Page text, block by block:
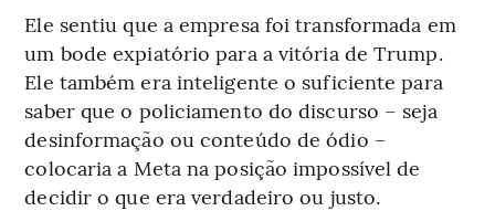
Ele sentiu que a empresa foi transformada em
um bode expiatório para a vitória de Trump.
Ele também era inteligente o suficiente para
saber que o policiamento do discurso – seja
desinformação ou conteúdo de ódio –
colocaria a Meta na posição impossível de
decidir o que era verdadeiro ou justo.